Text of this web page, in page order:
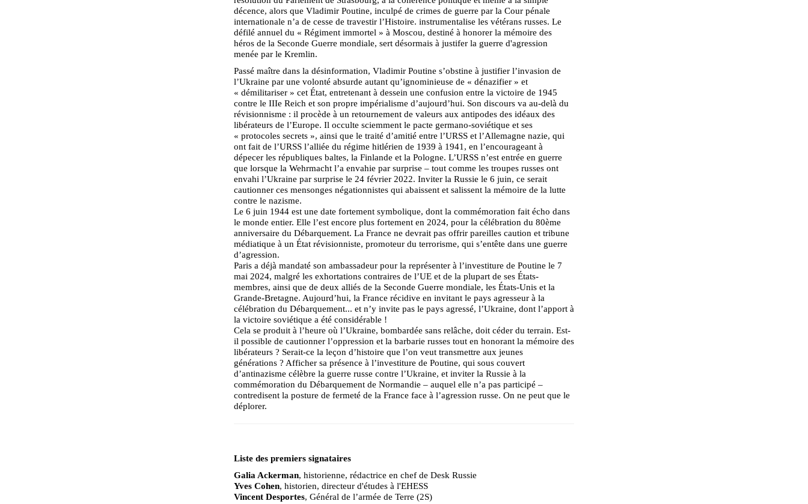
décence, alors que Vladimir Poutine, inculpé de crimes de guerre par la Cour pénale
internationale n’a de cesse de travestir l’Histoire. instrumentalise les vétérans russes. Le
défilé annuel du « Régiment immortel » à Moscou, destiné à honorer la mémoire des
héros de la Seconde Guerre mondiale, sert désormais à justifer la guerre d'agression
menée par le Kremlin.
Passé maître dans la désinformation, Vladimir Poutine s’obstine à justifier l’invasion de
l’Ukraine par une volonté absurde autant qu’ignominieuse de « dénazifier » et
« démilitariser » cet État, entretenant à dessein une confusion entre la victoire de 1945
contre le IIIe Reich et son propre impérialisme d’aujourd’hui. Son discours va au-delà du
révisionnisme : il procède à un retournement de valeurs aux antipodes des idéaux des
libérateurs de l’Europe. Il occulte sciemment le pacte germano-soviétique et ses
« protocoles secrets », ainsi que le traité d’amitié entre l’URSS et l’Allemagne nazie, qui
ont fait de l’URSS l’alliée du régime hitlérien de 1939 à 1941, en l’encourageant à
dépecer les républiques baltes, la Finlande et la Pologne. L’URSS n’est entrée en guerre
que lorsque la Wehrmacht l’a envahie par surprise – tout comme les troupes russes ont
envahi l’Ukraine par surprise le 24 février 2022. Inviter la Russie le 6 juin, ce serait
cautionner ces mensonges négationnistes qui abaissent et salissent la mémoire de la lutte
contre le nazisme.
Le 6 juin 1944 est une date fortement symbolique, dont la commémoration fait écho dans
le monde entier. Elle l’est encore plus fortement en 2024, pour la célébration du 80ème
anniversaire du Débarquement. La France ne devrait pas offrir pareilles caution et tribune
médiatique à un État révisionniste, promoteur du terrorisme, qui s’entête dans une guerre
d’agression.
Paris a déjà mandaté son ambassadeur pour la représenter à l’investiture de Poutine le 7
mai 2024, malgré les exhortations contraires de l’UE et de la plupart de ses États-
membres, ainsi que de deux alliés de la Seconde Guerre mondiale, les États-Unis et la
Grande-Bretagne. Aujourd’hui, la France récidive en invitant le pays agresseur à la
célébration du Débarquement... et n’y invite pas le pays agressé, l’Ukraine, dont l’apport à
la victoire soviétique a été considérable !
Cela se produit à l’heure où l’Ukraine, bombardée sans relâche, doit céder du terrain. Est-
il possible de cautionner l’oppression et la barbarie russes tout en honorant la mémoire des
libérateurs ? Serait-ce la leçon d’histoire que l’on veut transmettre aux jeunes
générations ? Afficher sa présence à l’investiture de Poutine, qui sous couvert
d’antinazisme célèbre la guerre russe contre l’Ukraine, et inviter la Russie à la
commémoration du Débarquement de Normandie – auquel elle n’a pas participé –
contredisent la posture de fermeté de la France face à l’agression russe. On ne peut que le
déplorer.
Liste des premiers signataires
Galia Ackerman, historienne, rédactrice en chef de Desk Russie
Yves Cohen, historien, directeur d'études à l'EHESS
Vincent Desportes, Général de l’armée de Terre (2S)